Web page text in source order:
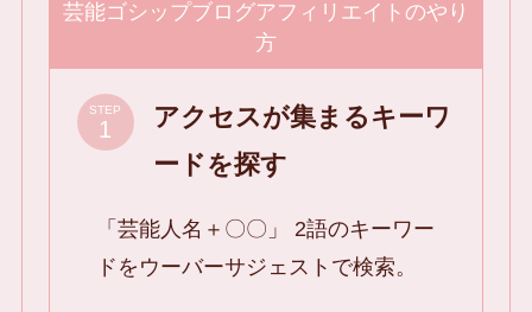
芸能ゴシップブログアフィリエイトのやり
方
STEP
アクセスが集まるキーワ
ードを探す
「芸能人名＋〇〇」 2語のキーワー
ドをウーバーサジェストで検索。